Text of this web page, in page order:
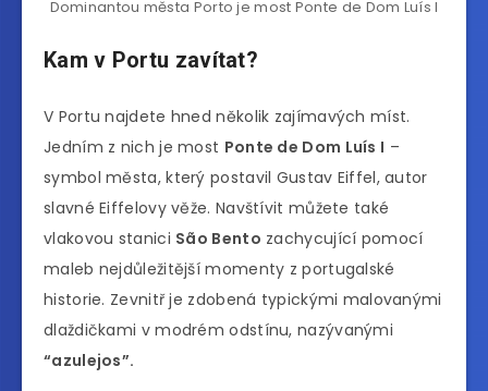
Dominantou města Porto je most Ponte de Dom Luís I
Kam v Portu zavítat?
V Portu najdete hned několik zajímavých míst.
Jedním z nich je most Ponte de Dom Luís I –
symbol města, který postavil Gustav Eiffel, autor
slavné Eiffelovy věže. Navštívit můžete také
vlakovou stanici São Bento zachycující pomocí
maleb nejdůležitější momenty z portugalské
historie. Zevnitř je zdobená typickými malovanými
dlaždičkami v modrém odstínu, nazývanými
“azulejos”.